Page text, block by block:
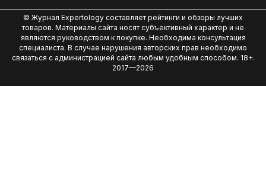
© Журнал Expertology составляет рейтинги и обзоры лучших
товаров. Материалы сайта носят субъективный характер и не
являются руководством к покупке. Необходима консультация
специалиста. В случае нарушения авторских прав необходимо
связаться с администрацией сайта любым удобным способом. 18+.
2017—2026